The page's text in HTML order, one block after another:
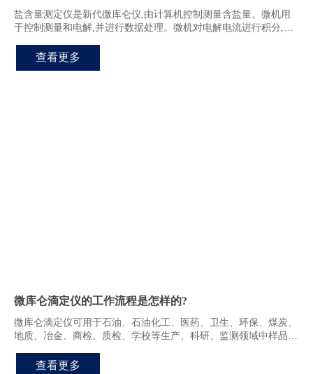
盐含量测定仪是新代微库仑仪,由计算机控制测量含盐量。微机用
于控制测量和电解,并进行数据处理。微机对电解电流进行积分,计
盐含量测定仪软件操作界面简单方便。
查看更多
微库仑滴定仪的工作流程是怎样的?
微库仑滴定仪可用于石油、石油化工、医药、卫生、环保、煤炭、
地质、冶金、商检、质检、学校等生产、科研、监测领域中样品的
查看更多